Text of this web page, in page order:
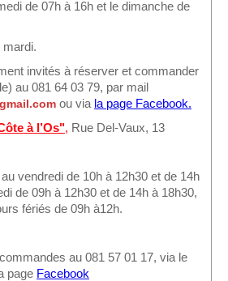
de 07h à 16h et le dimanche de
mardi.
invités à réserver et commander
au 081 64 03 79, par mail
ou via la page Facebook.
à l’Os", Rue Del-Vaux, 13
vendredi de 10h à 12h30 et de 14h
de 09h à 12h30 et de 14h à 18h30,
fériés de 09h à12h.
au 081 57 01 17, via le
page Facebook